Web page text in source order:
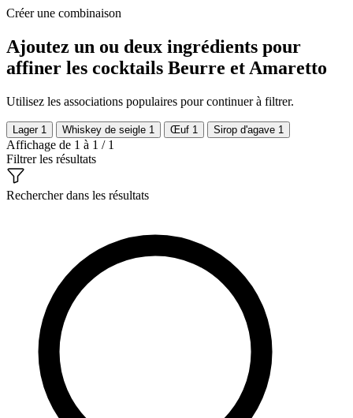
Créer une combinaison
Ajoutez un ou deux ingrédients pour
affiner les cocktails Beurre et Amaretto
Utilisez les associations populaires pour continuer à filtrer.
Lager 1 Whiskey de seigle 1 Œuf 1 Sirop d'agave 1
Affichage de 1 à 1 / 1
Filtrer les résultats
Rechercher dans les résultats